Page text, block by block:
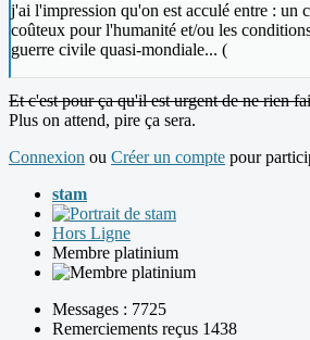
j'ai l'impression qu'on est acculé entre : un
coûteux pour l'humanité et/ou les
guerre civile quasi-mondiale... (
Et c'est pour ça qu'il est urgent de ne rien
Plus on attend, pire ça sera.
Connexion ou Créer un compte pour
stam
Hors Ligne
Membre platinium
Messages : 7725
Remerciements reçus 1438